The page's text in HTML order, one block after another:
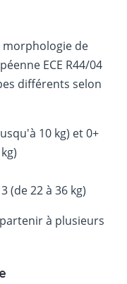
de
ECE R44/04
différents selon
10 kg) et 0+
(de 22 à 36 kg)
à plusieurs